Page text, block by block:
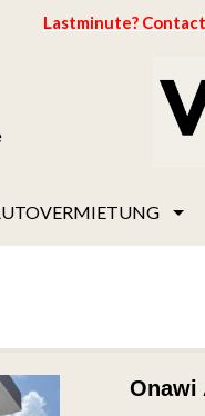
Lastminute?
Onawi